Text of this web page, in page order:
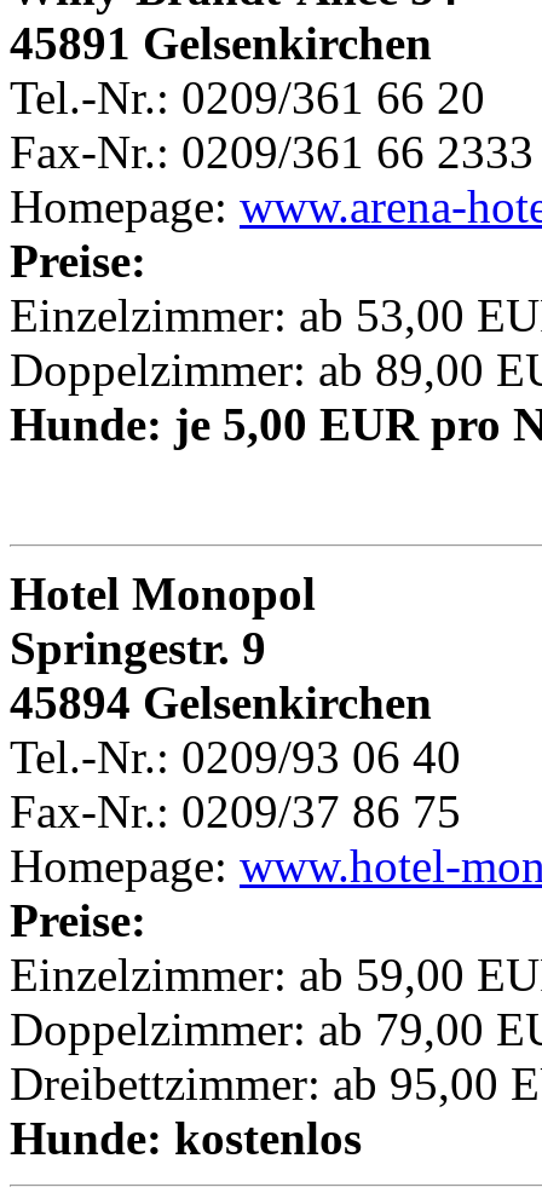
45891 Gelsenkirchen
Tel.-Nr.: 0209/361 66 20
Fax-Nr.: 0209/361 66 2333
Homepage: www.arena-
Preise:
Einzelzimmer: ab 53,00
Doppelzimmer: ab 89,00
Hunde: je 5,00 EUR pro
Hotel Monopol
Springestr. 9
45894 Gelsenkirchen
Tel.-Nr.: 0209/93 06 40
Fax-Nr.: 0209/37 86 75
Homepage: www.hotel-
Preise:
Einzelzimmer: ab 59,00
Doppelzimmer: ab 79,00
Dreibettzimmer: ab 95,00
Hunde: kostenlos